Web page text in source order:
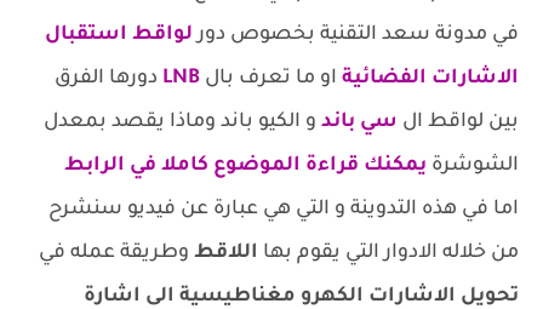
في مدونة سعد التقنية بخصوص دورلواقط استقبال
الاشارات الفضائية او ما تعرف بال LNB دورها الفرق
بين لواقط ال سي باند و الكيو باند وماذا يقصد بمعدل
الشوشرة يمكنك قراءة الموضوع كاملا في الرابط
اما في هذه التدوينة و التي هي عبارة عن فيديو سنشرح
من خلاله الادوار التي يقوم بها اللاقط وطريقة عمله في
تحويل الاشارات الكهرو مغناطيسية الى اشارة